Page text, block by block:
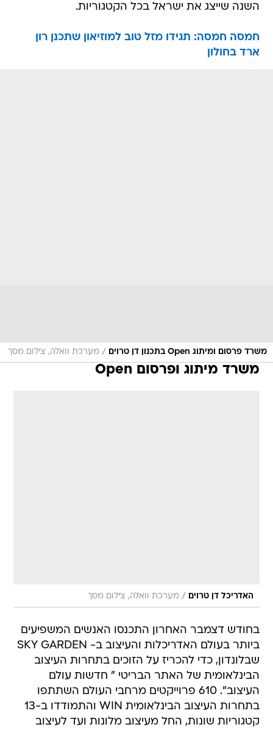
השנה שייצג את ישראל בכל הקטגוריות.
חמסה חמסה: תגידו מזל טוב למוזיאון שתכנן רון
ארד בחולון
משרד פרסום ומיתוג Open בתכנון דן טרוים / מערכת וואלה, צילום מסך
משרד מיתוג ופרסום Open
האדריכל דן טרוים / מערכת וואלה, צילום מסך
בחודש דצמבר האחרון התכנסו האנשים המשפיעים
ביותר בעולם האדריכלות והעיצוב ב- SKY GARDEN
שבלונדון, כדי להכריז על הזוכים בתחרות העיצוב
הבינלאומית של האתר הבריטי " חדשות עולם
העיצוב". 610 פרוייקטים מרחבי העולם השתתפו
בתחרות העיצוב הבינלאומית WIN והתמודדו ב-13
קטגוריות שונות, החל מעיצוב מלונות ועד לעיצוב